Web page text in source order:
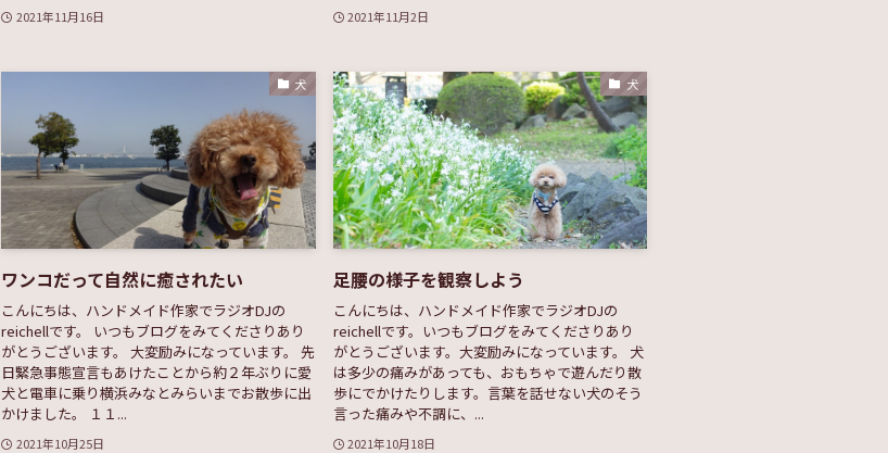
2021年11月16日 2021年11月2日
犬
ワンコだって自然に癒されたい
こんにちは、ハンドメイド作家でラジオDJの
reichellです。 いつもブログをみてくださりあり
がとうございます。 大変励みになっています。 先
日緊急事態宣言もあけたことから約２年ぶりに愛
犬と電車に乗り横浜みなとみらいまでお散歩に出
かけました。 １１...
2021年10月25日
犬
足腰の様子を観察しよう
こんにちは、ハンドメイド作家でラジオDJの
reichellです。いつもブログをみてくださりあり
がとうございます。大変励みになっています。 犬
は多少の痛みがあっても、おもちゃで遊んだり散
歩にでかけたりします。言葉を話せない犬のそう
言った痛みや不調に、...
2021年10月18日